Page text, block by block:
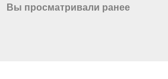
Вы просматривали ранее